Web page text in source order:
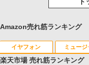
Amazon売れ筋ランキング
イヤフォン ミュージ
楽天市場 売れ筋ランキング